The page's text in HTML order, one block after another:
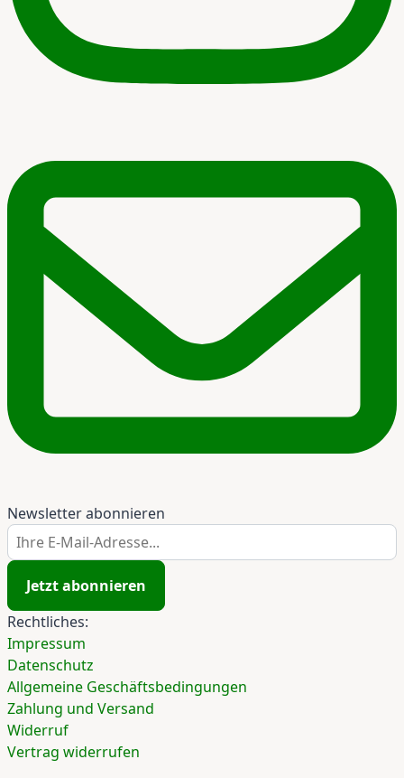
Newsletter abonnieren
Ihre E-Mail-Adresse...
Jetzt abonnieren
Rechtliches:
Impressum
Datenschutz
Allgemeine Geschäftsbedingungen
Zahlung und Versand
Widerruf
Vertrag widerrufen